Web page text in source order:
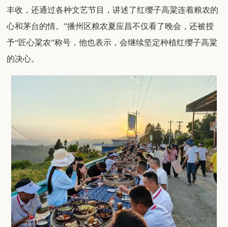
丰收，还通过各种文艺节目，讲述了红缨子高粱连着粮农的
心和茅台的情。”播州区粮农夏应昌不仅看了晚会，还被授
予“匠心粱农”称号，他也表示，会继续坚定种植红缨子高粱
的决心。